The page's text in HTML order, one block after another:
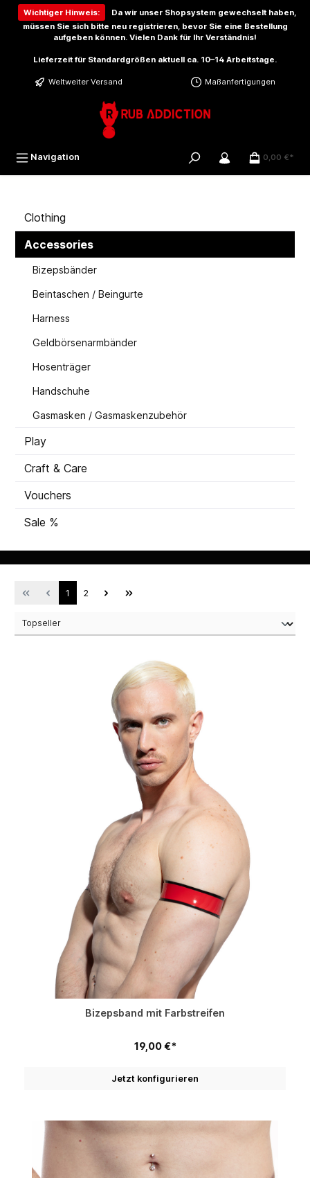
springen
Wichtiger Hinweis:
Da wir unser Shopsystem gewechselt haben,
müssen Sie sich bitte neu registrieren, bevor Sie eine Bestellung
aufgeben können. Vielen Dank für Ihr Verständnis!
Lieferzeit für Standardgrößen aktuell ca. 10–14 Arbeitstage.
Weltweiter Versand Maßanfertigungen
Navigation 0,00 €*
Clothing
Accessories
Bizepsbänder
Beintaschen / Beingurte
Harness
Geldbörsenarmbänder
Hosenträger
Handschuhe
Gasmasken / Gasmaskenzubehör
Play
Craft & Care
Vouchers
Sale %
1 2
Bizepsband mit Farbstreifen
19,00 €*
Jetzt konfigurieren